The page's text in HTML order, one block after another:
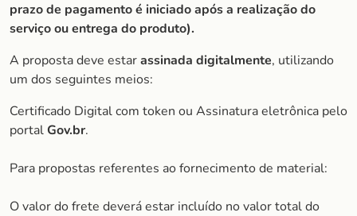
prazo de pagamento é iniciado após a realização do
serviço ou entrega do produto).
A proposta deve estarassinada digitalmente, utilizando
um dos seguintes meios:
Certificado Digital com token ou Assinatura eletrônica pelo
portalGov.br.
Para propostas referentes ao fornecimento de material:
O valor do frete deverá estar incluído no valor total do